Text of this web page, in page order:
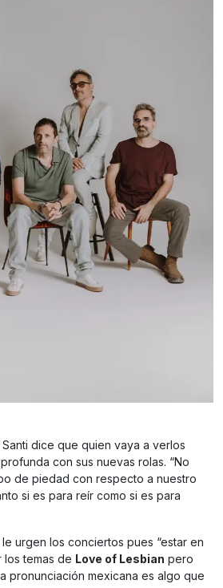
dice que quien vaya a verlos
con sus nuevas rolas. “No
de piedad con respecto a nuestro
si es para reír como si es para
urgen los conciertos pues “estar en
temas de Love of Lesbian pero
pronunciación mexicana es algo que